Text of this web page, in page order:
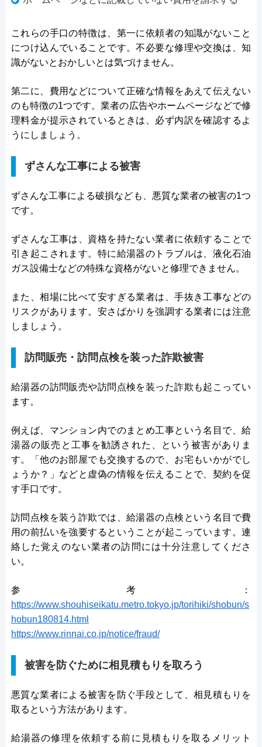
これらの手口の特徴は、第一に依頼者の知識がないこと
につけ込んでいることです。不必要な修理や交換は、知
識がないとおかしいとは気づけません。
第二に、費用などについて正確な情報をあえて伝えない
のも特徴の1つです。業者の広告やホームページなどで修
理料金が提示されているときは、必ず内訳を確認するよ
うにしましょう。
ずさんな工事による被害
ずさんな工事による破損なども、悪質な業者の被害の1つ
です。
ずさんな工事は、資格を持たない業者に依頼することで
引き起こされます。特に給湯器のトラブルは、液化石油
ガス設備士などの特殊な資格がないと修理できません。
また、相場に比べて安すぎる業者は、手抜き工事などの
リスクがあります。安さばかりを強調する業者には注意
しましょう。
訪問販売・訪問点検を装った詐欺被害
給湯器の訪問販売や訪問点検を装った詐欺も起こってい
ます。
例えば、マンション内でのまとめ工事という名目で、給
湯器の販売と工事を勧誘された、という被害がありま
す。「他のお部屋でも交換するので、お宅もいかがでし
ょうか？」などと虚偽の情報を伝えることで、契約を促
す手口です。
訪問点検を装う詐欺では、給湯器の点検という名目で費
用の前払いを強要するということが起こっています。連
絡した覚えのない業者の訪問には十分注意してくださ
い。
参考：
https://www.shouhiseikatu.metro.tokyo.jp/torihiki/shobun/s
hobun180814.html
https://www.rinnai.co.jp/notice/fraud/
被害を防ぐために相見積もりを取ろう
悪質な業者による被害を防ぐ手段として、相見積もりを
取るという方法があります。
給湯器の修理を依頼する前に見積もりを取るメリット